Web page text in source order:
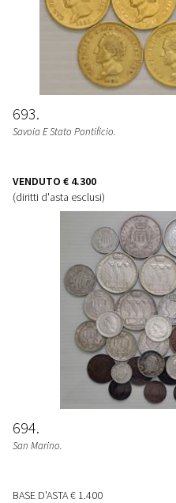
693
Savoia E Stato Pontificio.
VENDUTO € 4.300
(diritti d'asta esclusi)
694
San Marino.
BASE D'ASTA€ 1.400